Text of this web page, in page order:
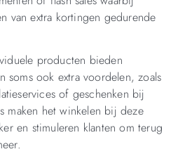
van extra kortingen gedurende
producten bieden
soms ook extra voordelen, zoals
of geschenken bij
maken het winkelen bij deze
en stimuleren klanten om terug